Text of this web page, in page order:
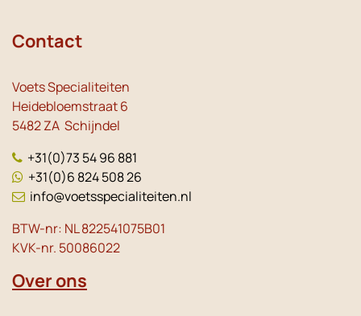
Contact
Voets Specialiteiten
Heidebloemstraat 6
5482 ZA Schijndel
+31(0)73 54 96 881
+31(0)6 824 508 26
info@voetsspecialiteiten.nl
BTW-nr: NL 822541075B01
KVK-nr. 50086022
Over ons